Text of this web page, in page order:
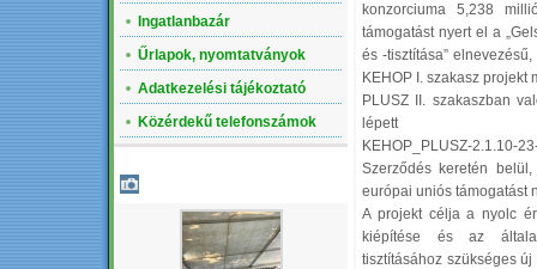
Ingatlanbazár
Űrlapok, nyomtatványok
Adatkezelési tájékoztató
Közérdekű telefonszámok
konzorciuma 5,238
támogatást nyert el a
és -tisztítása”
KEHOP I. szakasz projekt
PLUSZ II. szakaszban
lépett
KEHOP_PLUSZ-
Szerződés keretén
európai uniós támogatást
A projekt célja a nyolc
kiépítése és az általa
tisztításához szükséges